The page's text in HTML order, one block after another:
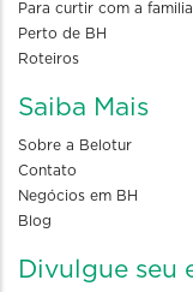
Para curtir com a familia
Perto de BH
Roteiros
Saiba Mais
Sobre a Belotur
Contato
Negócios em BH
Blog
Divulgue seu